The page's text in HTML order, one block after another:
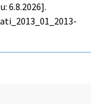
6.8.2026].